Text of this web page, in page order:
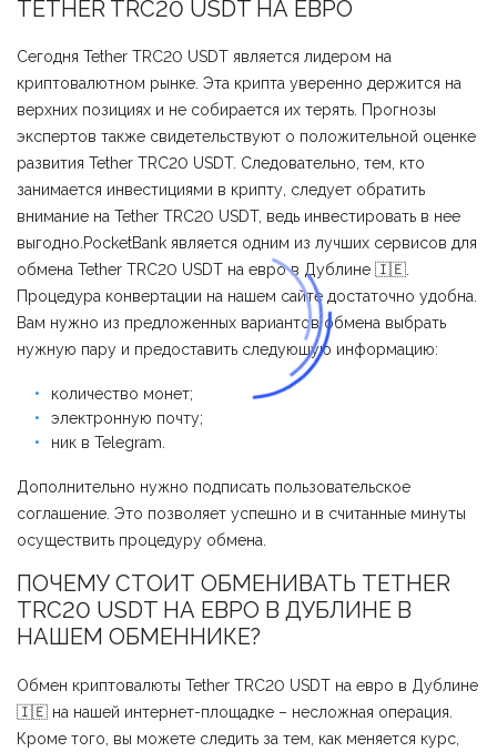
TETHER TRC20 USDT НА ЕВРО
Сегодня Tether TRC20 USDT является лидером на
криптовалютном рынке. Эта крипта уверенно держится на
верхних позициях и не собирается их терять. Прогнозы
экспертов также свидетельствуют о положительной оценке
развития Tether TRC20 USDT. Следовательно, тем, кто
занимается инвестициями в крипту, следует обратить
внимание на Tether TRC20 USDT, ведь инвестировать в нее
выгодно.PocketBank является одним из лучших сервисов для
обмена Tether TRC20 USDT на евро в Дублине 🇮🇪.
Процедура конвертации на нашем сайте достаточно удобна.
Вам нужно из предложенных вариантов обмена выбрать
нужную пару и предоставить следующую информацию:
количество монет;
электронную почту;
ник в Telegram.
Дополнительно нужно подписать пользовательское
соглашение. Это позволяет успешно и в считанные минуты
осуществить процедуру обмена.
ПОЧЕМУ СТОИТ ОБМЕНИВАТЬ TETHER
TRC20 USDT НА ЕВРО В ДУБЛИНЕ В
НАШЕМ ОБМЕННИКЕ?
Обмен криптовалюты Tether TRC20 USDT на евро в Дублине
🇮🇪 на нашей интернет-площадке – несложная операция.
Кроме того, вы можете следить за тем, как меняется курс,